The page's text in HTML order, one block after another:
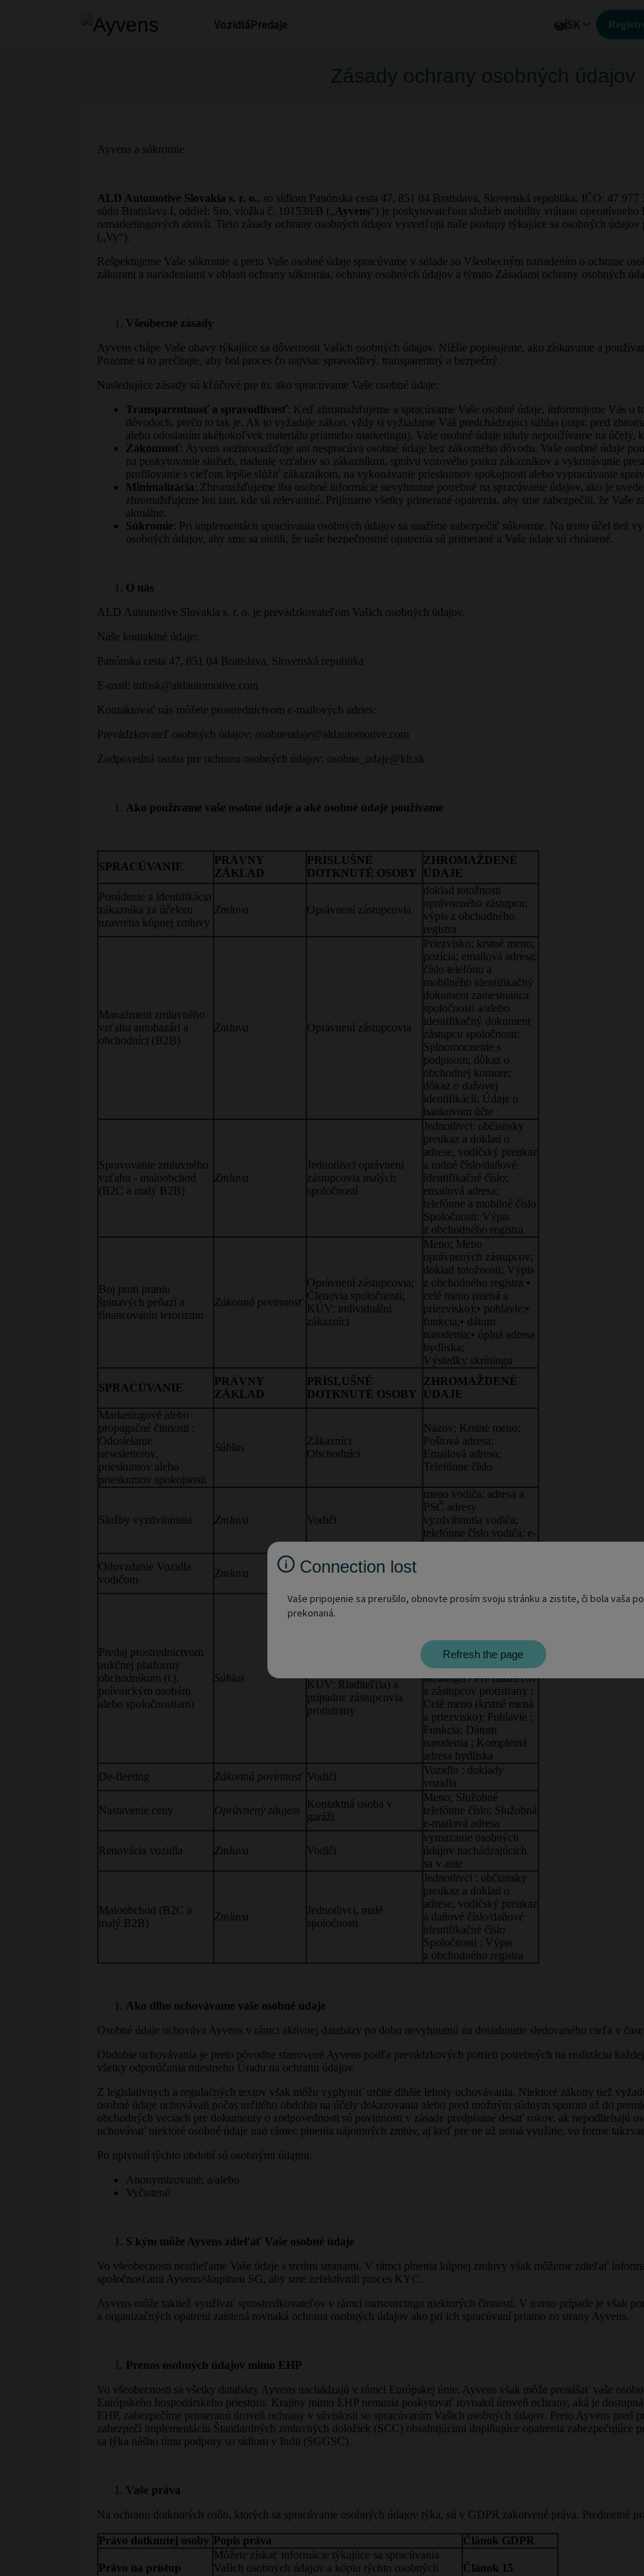
VozidláPredaje SK
Zásady ochrany osobných údajov
Connection lost
Vaše pripojenie sa prerušilo, obnovte prosím svoju stránku a zistite, či bola vaša
prekonaná.
Refresh the page